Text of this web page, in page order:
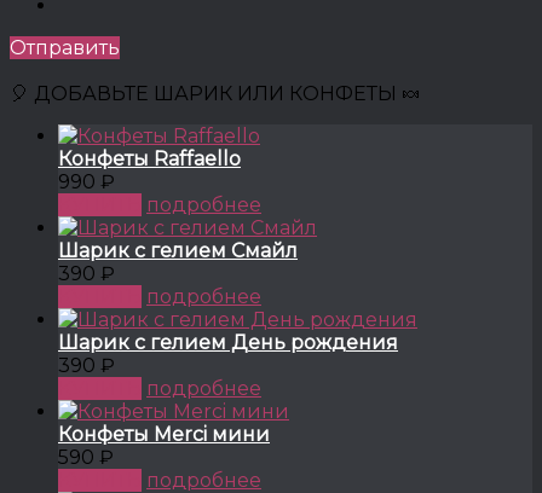
Отправить
🎈 ДОБАВЬТЕ ШАРИК ИЛИ КОНФЕТЫ 🍬
Конфеты Raffaello
990 ₽
подробнее
Шарик с гелием Смайл
390 ₽
подробнее
Шарик с гелием День рождения
390 ₽
подробнее
Конфеты Merci мини
590 ₽
подробнее